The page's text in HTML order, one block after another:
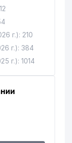
г.): 210
г.): 384
г.): 1014